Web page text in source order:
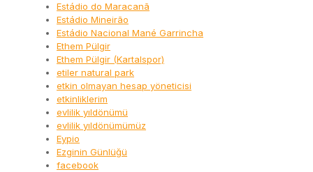
Estádio do Maracanã
Estádio Mineirão
Estádio Nacional Mané Garrincha
Ethem Pülgir
Ethem Pülgir (Kartalspor)
etiler natural park
etkin olmayan hesap yöneticisi
etkinliklerim
evlilik yıldönümü
evlilik yıldönümümüz
Eypio
Ezginin Günlüğü
facebook